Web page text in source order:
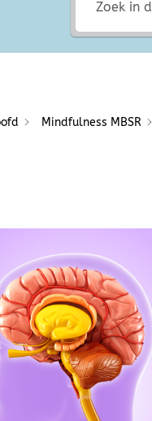
Mindfulness MBSR